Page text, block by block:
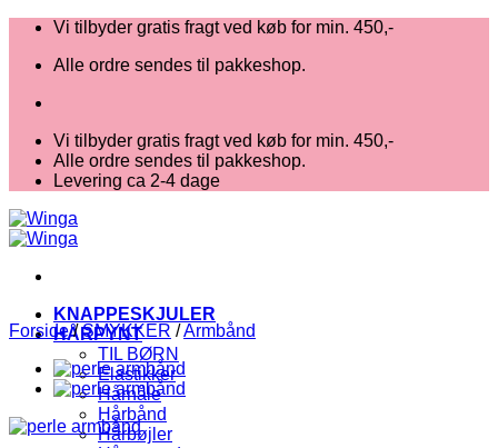
Fortsæt
indhold
Vi tilbyder gratis fragt ved køb for min. 450,-
Alle ordre sendes til pakkeshop.
Vi tilbyder gratis fragt ved køb for min. 450,-
Alle ordre sendes til pakkeshop.
Levering ca 2-4 dage
KNAPPESKJULER
HÅRPYNT
TIL BØRN
Elastikker
Hårnåle
Hårbånd
Hårbøjler
Forside / SMYKKER /Armbånd